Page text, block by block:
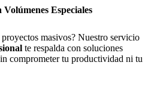
Especiales
masivos? Nuestro servicio
te respalda con soluciones
comprometer tu productividad ni tu